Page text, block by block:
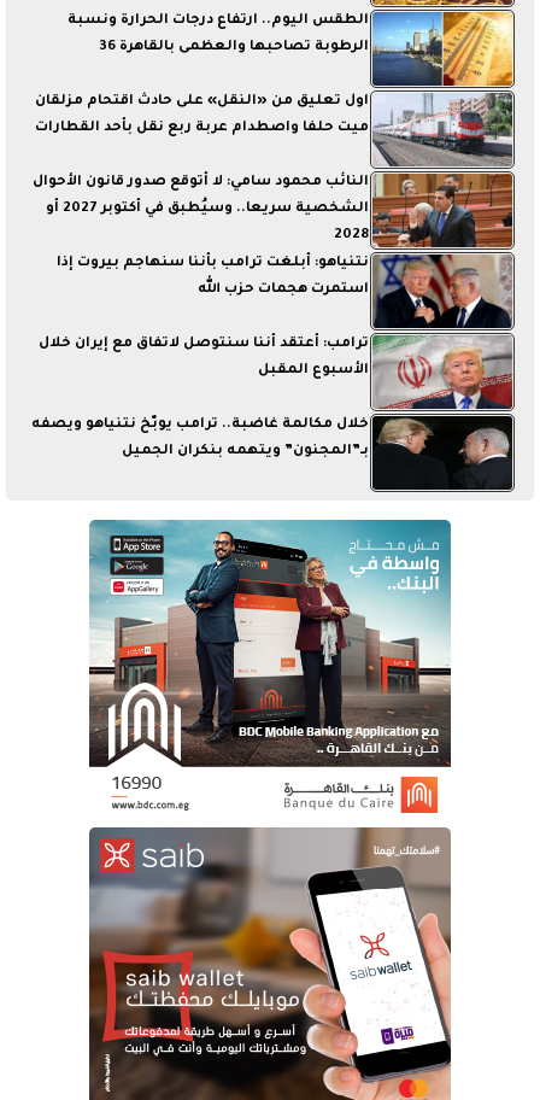
الطقس اليوم.. ارتفاع درجات الحرارة ونسبة
الرطوبة تصاحبها والعظمى بالقاهرة 36
اول تعليق من «النقل» على حادث اقتحام مزلقان
ميت حلفا واصطدام عربة ربع نقل بأحد القطارات
النائب محمود سامي: لا أتوقع صدور قانون الأحوال
الشخصية سريعا.. وسيُطبق في أكتوبر 2027 أو
2028
نتنياهو: أبلغت ترامب بأننا سنهاجم بيروت إذا
استمرت هجمات حزب الله
ترامب: أعتقد أننا سنتوصل لاتفاق مع إيران خلال
الأسبوع المقبل
خلال مكالمة غاضبة.. ترامب يوبّخ نتنياهو ويصفه
بـ”المجنون” ويتهمه بنكران الجميل